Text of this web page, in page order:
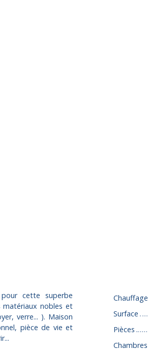
cette superbe
matériaux nobles et
verre... ). Maison
pièce de vie et
Chauffage
Surface
Pièces
Chambres